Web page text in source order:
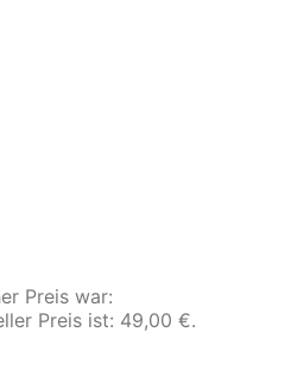
Preis war:
Preis ist: 49,00 €.